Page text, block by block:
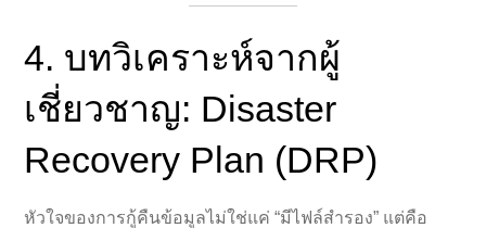
4. บทวิเคราะห์จากผู้
เชี่ยวชาญ: Disaster
Recovery Plan (DRP)
หัวใจของการกู้คืนข้อมูลไม่ใช่แค่ “มีไฟล์สำรอง” แต่คือ